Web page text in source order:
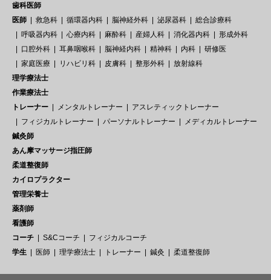
歯科医師
医師
救急科 循環器内科 脳神経外科 泌尿器科
総合診療科
呼吸器内科
心療内科 麻酔科 産婦人科 消化器内科
形成外科
口腔外科
耳鼻咽喉科 脳神経内科 精神科 内科
研修医
家庭医療
リハビリ科 皮膚科 整形外科
放射線科
理学療法士
作業療法士
トレーナー
メンタルトレーナー
アスレティックトレーナー
フィジカルトレーナー
パーソナルトレーナー
メディカルトレーナー
鍼灸師
あん摩マッサージ指圧師
柔道整復師
カイロプラクター
管理栄養士
薬剤師
看護師
コーチ
S&Cコーチ
フィジカルコーチ
学生
医師 理学療法士 トレーナー 鍼灸 柔道整復師